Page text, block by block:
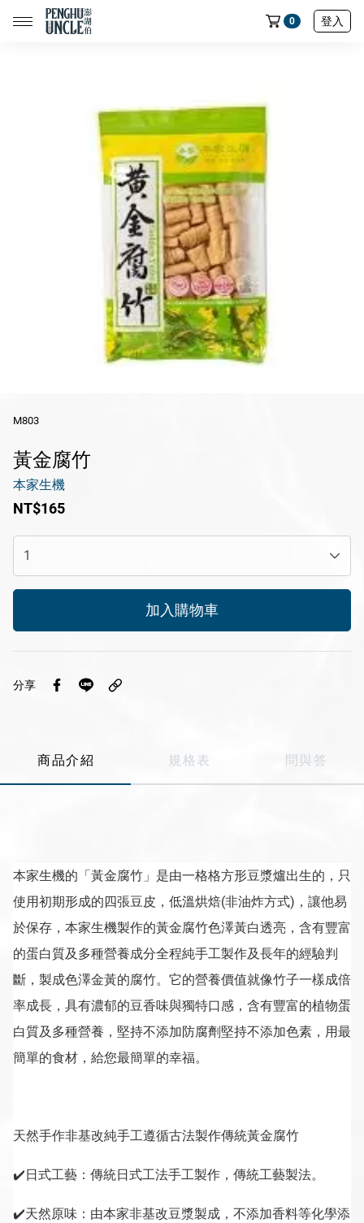
0 登入
📢限時搶購｜魚皮買五送一🔥
📢限時搶購｜蝦餅買五送一🔥
📢限時搶購｜魷魚製品買五送一🔥
📢限時搶購｜七龍珠聯名魚皮買五送一🔥
送禮專區
風味醬系列
醬滷系列
花火限定冰淇淋
瑪咖朵披薩
品牌
Line
Instagram
M803
黃金腐竹
本家生機
NT$165
加入購物車
分享
商品介紹 規格表 問與答
本家生機的「黃金腐竹」是由一格格方形豆漿爐出生的，只
使用初期形成的四張豆皮，低溫烘焙(非油炸方式)，讓他易
於保存，本家生機製作的黃金腐竹色澤黃白透亮，含有豐富
的蛋白質及多種營養成分全程純手工製作及長年的經驗判
斷，製成色澤金黃的腐竹。它的營養價值就像竹子一樣成倍
率成長，具有濃郁的豆香味與獨特口感，含有豐富的植物蛋
白質及多種營養，堅持不添加防腐劑堅持不添加色素，用最
簡單的食材，給您最簡單的幸福。
天然手作非基改純手工遵循古法製作傳統黃金腐竹
✔️日式工藝：傳統日式工法手工製作，傳統工藝製法。
✔️天然原味：由本家非基改豆漿製成，不添加香料等化學添